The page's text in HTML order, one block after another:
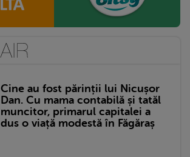
Cine au fost părinții lui Nicușor
Dan. Cu mama contabilă și tatăl
muncitor, primarul capitalei a
dus o viață modestă în Făgăraș